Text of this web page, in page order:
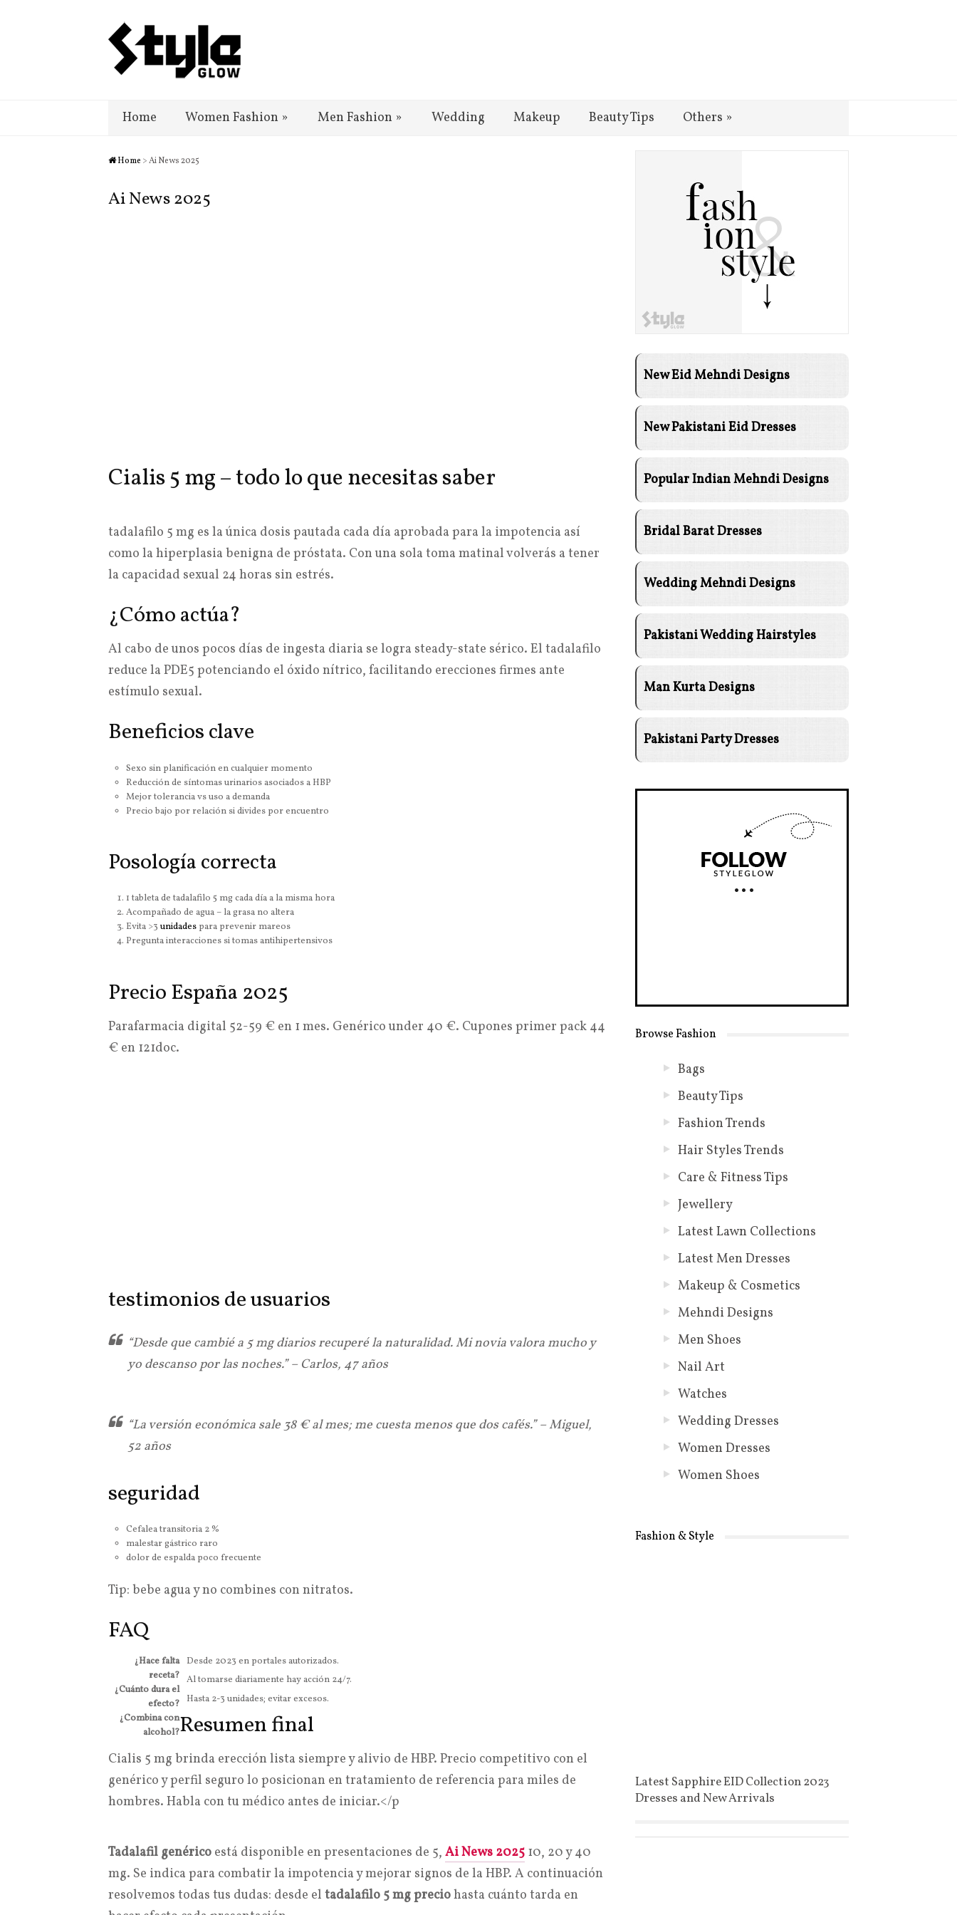
Home Women Fashion » Men Fashion » Wedding Makeup Beauty Tips Others »
Home > Ai News 2025
Ai News 2025
Cialis 5 mg – todo lo que necesitas saber
tadalafilo 5 mg es la única dosis pautada cada día aprobada para la impotencia así
como la hiperplasia benigna de próstata. Con una sola toma matinal volverás a tener
la capacidad sexual 24 horas sin estrés.
¿Cómo actúa?
Al cabo de unos pocos días de ingesta diaria se logra steady-state sérico. El tadalafilo
reduce la PDE5 potenciando el óxido nítrico, facilitando erecciones firmes ante
estímulo sexual.
Beneficios clave
Sexo sin planificación en cualquier momento
Reducción de síntomas urinarios asociados a HBP
Mejor tolerancia vs uso a demanda
Precio bajo por relación si divides por encuentro
Posología correcta
1 tableta de tadalafilo 5 mg cada día a la misma hora
Acompañado de agua – la grasa no altera
Evita >3 unidadespara prevenir mareos
Pregunta interacciones si tomas antihipertensivos
Precio España 2025
Parafarmacia digital 52-59 € en 1 mes. Genérico under 40 €. Cupones primer pack 44
€ en 121doc.
testimonios de usuarios
“Desde que cambié a 5 mg diarios recuperé la naturalidad. Mi novia valora mucho y
yo descanso por las noches.” – Carlos, 47 años
“La versión económica sale 38 € al mes; me cuesta menos que dos cafés.” – Miguel,
52 años
seguridad
Cefalea transitoria 2 %
malestar gástrico raro
dolor de espalda poco frecuente
Tip: bebe agua y no combines con nitratos.
FAQ
¿Hace falta
receta?
Desde 2023 en portales autorizados.
¿Cuánto dura el
efecto?
Al tomarse diariamente hay acción 24/7.
¿Combina con
alcohol?
Hasta 2-3 unidades; evitar excesos.
Resumen final
Cialis 5 mg brinda erección lista siempre y alivio de HBP. Precio competitivo con el
genérico y perfil seguro lo posicionan en tratamiento de referencia para miles de
hombres. Habla con tu médico antes de iniciar.</p
Tadalafil genérico está disponible en presentaciones de 5, Ai News 2025 10, 20 y 40
mg. Se indica para combatir la impotencia y mejorar signos de la HBP. A continuación
resolvemos todas tus dudas: desde el tadalafilo 5 mg preciohasta cuánto tarda en
New Eid Mehndi Designs
New Pakistani Eid Dresses
Popular Indian Mehndi Designs
Bridal Barat Dresses
Wedding Mehndi Designs
Pakistani Wedding Hairstyles
Man Kurta Designs
Pakistani Party Dresses
Browse Fashion
Bags
Beauty Tips
Fashion Trends
Hair Styles Trends
Care & Fitness Tips
Jewellery
Latest Lawn Collections
Latest Men Dresses
Makeup & Cosmetics
Mehndi Designs
Men Shoes
Nail Art
Watches
Wedding Dresses
Women Dresses
Women Shoes
Fashion & Style
Latest Sapphire EID Collection 2023
Dresses and New Arrivals